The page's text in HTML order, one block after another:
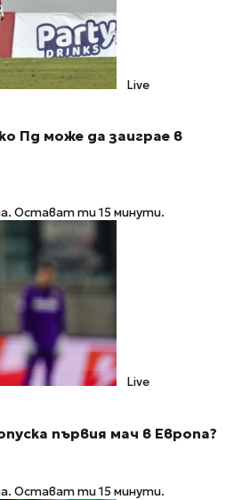
Live
Пд може да заиграе в
Остават ти 15 минути.
Live
първия мач в Европа?
Остават ти 15 минути.